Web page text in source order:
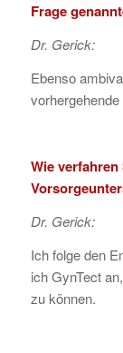
Frage
Dr. Gerick:
Ebenso
vorhergehende
Wie
Dr. Gerick:
Ich folge den
ich GynTect
zu können.